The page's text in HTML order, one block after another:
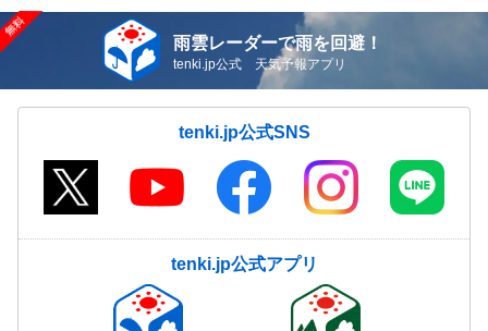
雨雲レーダーで雨を回避！
tenki.jp公式 天気予報アプリ
tenki.jp公式SNS
tenki.jp公式アプリ